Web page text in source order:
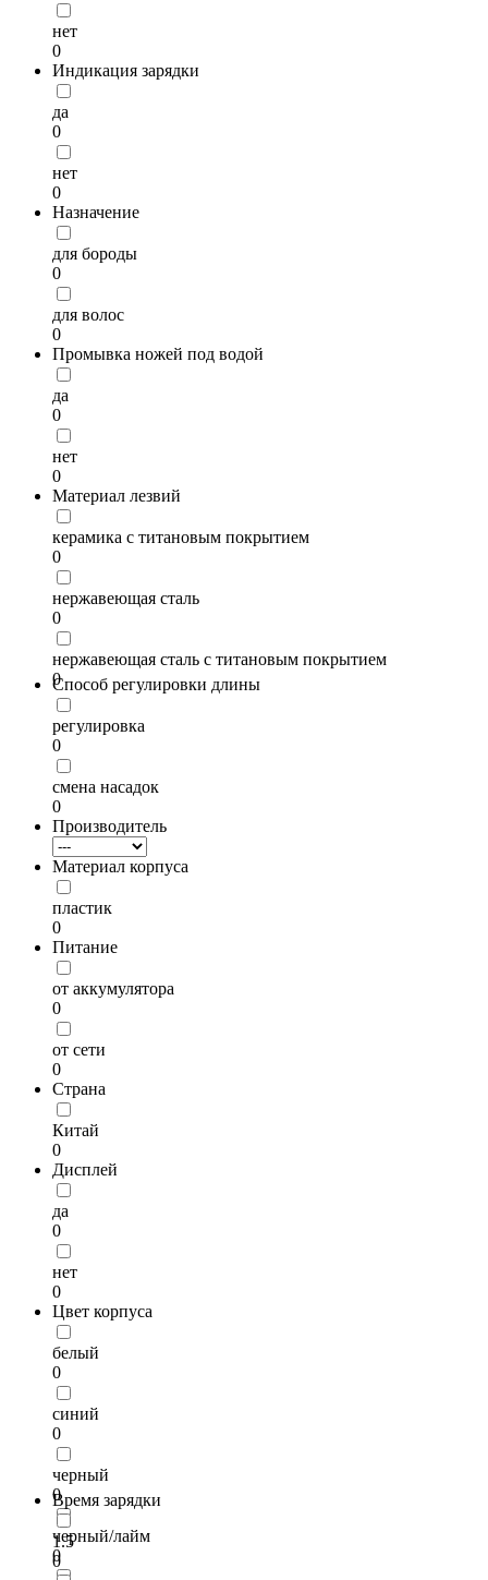
нет
0
Индикация зарядки
да
0
нет
0
Назначение
для бороды
0
для волос
0
Промывка ножей под водой
да
0
нет
0
Материал лезвий
керамика с титановым покрытием
0
нержавеющая сталь
0
нержавеющая сталь с титановым покрытием
0
Способ регулировки длины
регулировка
0
смена насадок
0
Производитель
Материал корпуса
пластик
0
Питание
от аккумулятора
0
от сети
0
Страна
Китай
0
Дисплей
да
0
нет
0
Цвет корпуса
белый
0
синий
0
черный
0
черный/лайм
0
Время зарядки
1.5
0